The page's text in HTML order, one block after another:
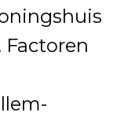
Factoren